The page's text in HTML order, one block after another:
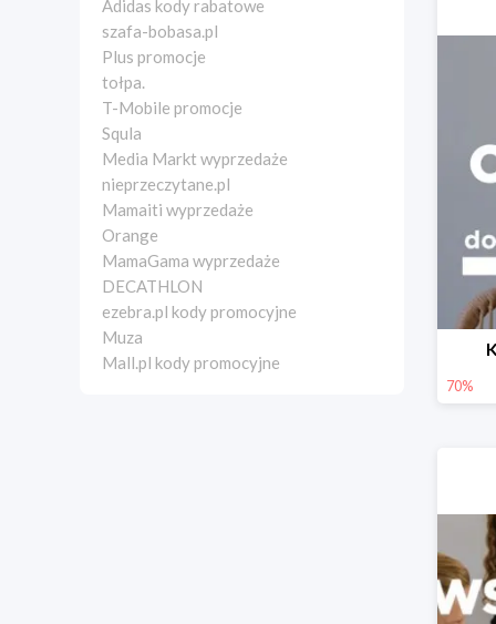
Adidas kody rabatowe
szafa-bobasa.pl
Plus promocje
tołpa.
T-Mobile promocje
Squla
Media Markt wyprzedaże
nieprzeczytane.pl
Mamaiti wyprzedaże
Orange
MamaGama wyprzedaże
DECATHLON
ezebra.pl kody promocyjne
Muza
Mall.pl kody promocyjne
70%